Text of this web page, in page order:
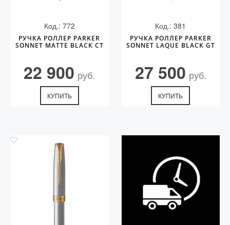
Код.: 772
РУЧКА РОЛЛЕР PARKER
SONNET MATTE BLACK CT
22 900 руб.
КУПИТЬ
Код.: 381
РУЧКА РОЛЛЕР PARKER
SONNET LAQUE BLACK GT
27 500 руб.
КУПИТЬ